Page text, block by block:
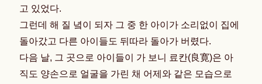
고 있었다.
그런데 해 질 녘이 되자 그 중 한 아이가 소리없이 집에
돌아갔고 다른 아이들도 뒤따라 돌아가 버렸다.
다음 날, 그 곳으로 아이들이 가 보니 료칸(良寛)은 아
직도 양손으로 얼굴을 가린 채 어제와 같은 모습으로